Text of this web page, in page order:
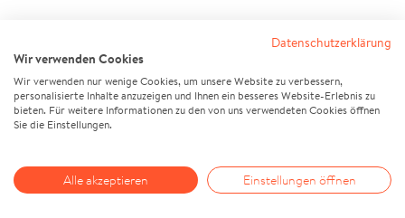
Datenschutzerklärung
Wir verwenden Cookies
Wir verwenden nur wenige Cookies, um unsere Website zu verbessern,
personalisierte Inhalte anzuzeigen und Ihnen ein besseres Website-Erlebnis zu
bieten. Für weitere Informationen zu den von uns verwendeten Cookies öffnen
Sie die Einstellungen.
Alle akzeptieren Einstellungen öffnen